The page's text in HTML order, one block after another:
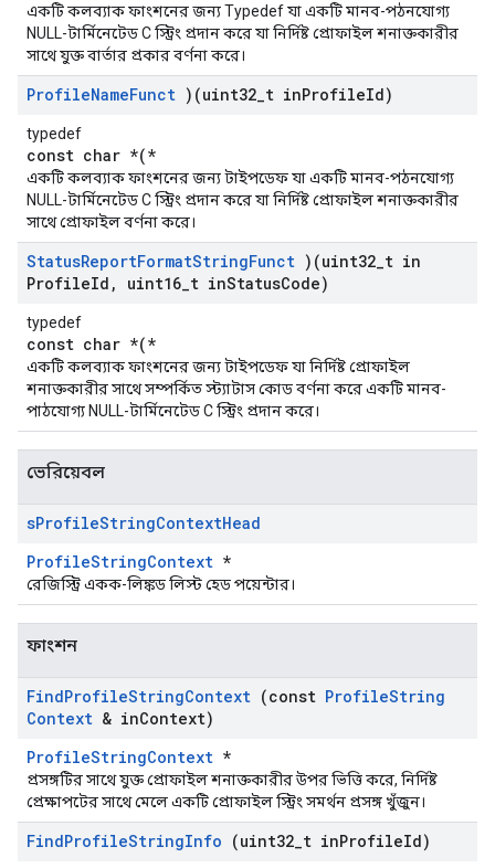
একটি কলব্যাক ফাংশনের জন্য Typedef যা একটি মানব-পঠনযোগ্য
NULL-টার্মিনেটেড C স্ট্রিং প্রদান করে যা নির্দিষ্ট প্রোফাইল শনাক্তকারীর
সাথে যুক্ত বার্তার প্রকার বর্ণনা করে।
ProfileNameFunct )(uint32 t inProfileId)
typedef
const char *(*
একটি কলব্যাক ফাংশনের জন্য টাইপডেফ যা একটি মানব-পঠনযোগ্য
NULL-টার্মিনেটেড C স্ট্রিং প্রদান করে যা নির্দিষ্ট প্রোফাইল শনাক্তকারীর
সাথে প্রোফাইল বর্ণনা করে।
StatusReportFormatStringFunct )(uint32 t in
ProfileId , uint16 t inStatusCode)
typedef
const char *(*
একটি কলব্যাক ফাংশনের জন্য টাইপডেফ যা নির্দিষ্ট প্রোফাইল
শনাক্তকারীর সাথে সম্পর্কিত স্ট্যাটাস কোড বর্ণনা করে একটি মানব-
পাঠযোগ্য NULL-টার্মিনেটেড C স্ট্রিং প্রদান করে।
ভেরিয়েবল
sProfileStringContextHead
ProfileStringContext *
রেজিস্ট্রি একক-লিঙ্কড লিস্ট হেড পয়েন্টার।
ফাংশন
FindProfileStringContext (const ProfileString
Context & inContext)
ProfileStringContext *
প্রসঙ্গটির সাথে যুক্ত প্রোফাইল শনাক্তকারীর উপর ভিত্তি করে, নির্দিষ্ট
প্রেক্ষাপটের সাথে মেলে একটি প্রোফাইল স্ট্রিং সমর্থন প্রসঙ্গ খুঁজুন।
FindProfileStringInfo (uint32 t inProfileId)